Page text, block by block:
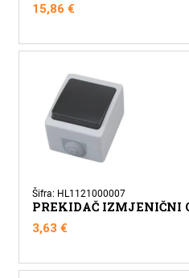
15,86€
Šifra: HL1121000007
PREKIDAČ IZMJENIČNI
3,63€